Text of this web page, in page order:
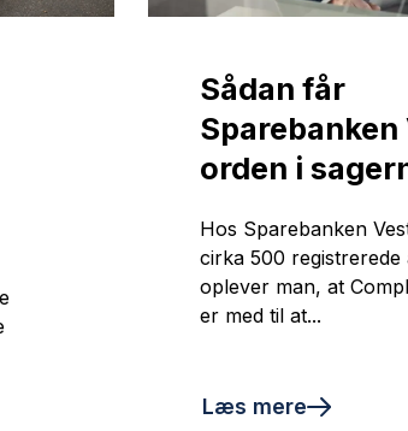
Sådan får
Sparebanken
orden i
Hos Sparebanken
cirka 500
oplever man, at
er med til at...
Læs mere